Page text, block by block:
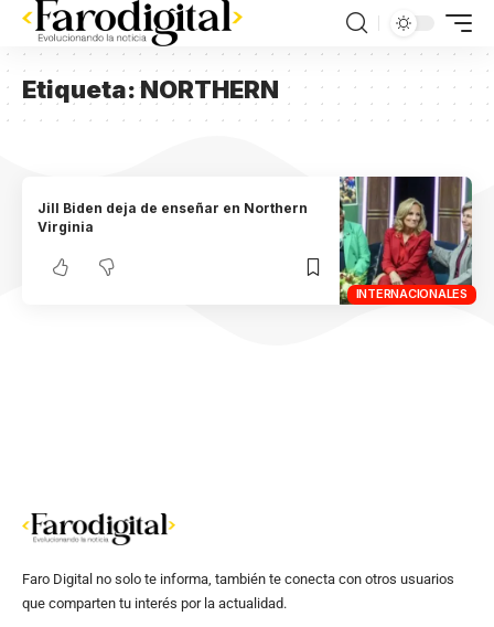
Etiqueta:NORTHERN
INTERNACIONALES
Jill Biden deja de enseñar en Northern
Virginia
Faro Digital no solo te informa, también te conecta con otros usuarios
que comparten tu interés por la actualidad.